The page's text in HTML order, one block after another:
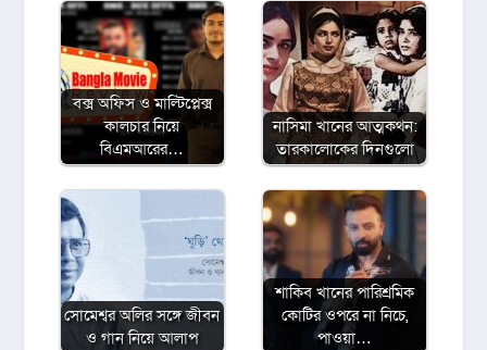
বক্স অফিস ও মাল্টিপ্লেক্স
কালচার নিয়ে
বিএমআরের…
নাসিমা খানের আত্মকথন:
তারকালোকের দিনগুলো
সোমেশ্বর অলির সঙ্গে জীবন
ও গান নিয়ে আলাপ
শাকিব খানের পারিশ্রমিক
কোটির ওপরে না নিচে,
পাওয়া…